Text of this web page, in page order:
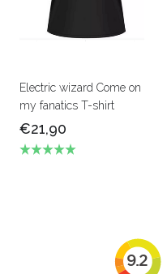
Electric wizard Come on
my fanatics T-shirt
€21,90